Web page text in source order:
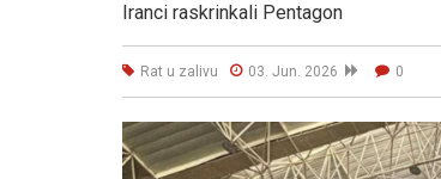
Iranci raskrinkali Pentagon
Rat u zalivu 03. Jun. 2026 0